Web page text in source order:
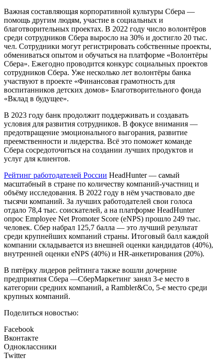
Важная составляющая корпоративной культуры Сбера —
помощь другим людям, участие в социальных и
благотворительных проектах. В 2022 году число волонтёров
среди сотрудников Сбера выросло на 30% и достигло 20 тыс.
чел. Сотрудники могут регистрировать собственные проекты,
обмениваться опытом и обучаться на платформе «Волонтёры
Сбера». Ежегодно проводится конкурс социальных проектов
сотрудников Сбера. Уже несколько лет волонтёры банка
участвуют в проекте «Финансовая грамотность для
воспитанников детских домов» Благотворительного фонда
«Вклад в будущее».
В 2023 году банк продолжит поддерживать и создавать
условия для развития сотрудников. В фокусе внимания —
предотвращение эмоционального выгорания, развитие
преемственности и лидерства. Всё это поможет команде
Сбера сосредоточиться на создании лучших продуктов и
услуг для клиентов.
Рейтинг работодателей России HeadHunter — самый
масштабный в стране по количеству компаний-участниц и
объёму исследования. В 2022 году в нём участвовало две
тысячи компаний. За лучших работодателей свои голоса
отдало 78,4 тыс. соискателей, а на платформе HeadHunter
опрос Employee Net Promoter Score (eNPS) прошло 249 тыс.
человек. Сбер набрал 125,7 балла — это лучший результат
среди крупнейших компаний страны. Итоговый балл каждой
компании складывается из внешней оценки кандидатов (40%),
внутренней оценки eNPS (40%) и HR-анкетирования (20%).
В пятёрку лидеров рейтинга также вошли дочерние
предприятия Сбера —СберМаркетинг занял 3-е место в
категории средних компаний, а Rambler&Co, 5-е место среди
крупных компаний.
Поделиться новостью:
Facebook
Вконтакте
Одноклассники
Twitter